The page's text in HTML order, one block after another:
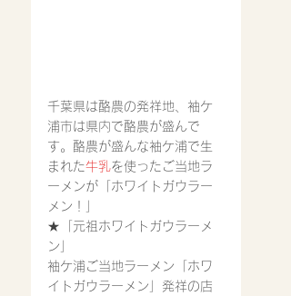
千葉県は酪農の発祥地、袖ケ
浦市は県内で酪農が盛んで
す。酪農が盛んな袖ケ浦で生
まれた牛乳を使ったご当地ラ
ーメンが「ホワイトガウラー
メン！」
★「元祖ホワイトガウラーメ
ン」
袖ケ浦ご当地ラーメン「ホワ
イトガウラーメン」発祥の店